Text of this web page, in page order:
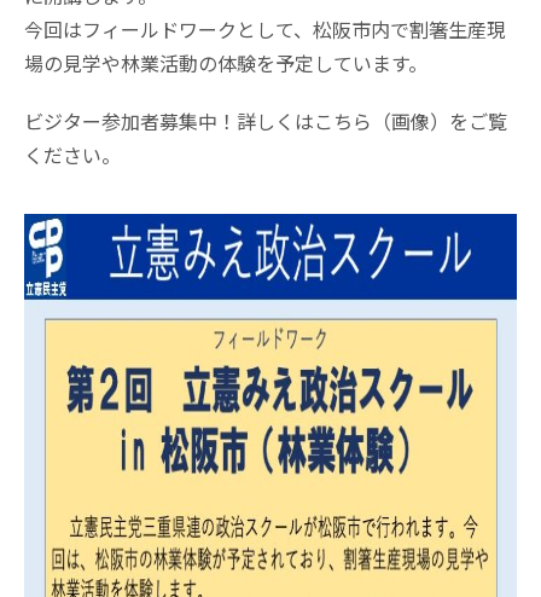
今回はフィールドワークとして、松阪市内で割箸生産現
場の見学や林業活動の体験を予定しています。
ビジター参加者募集中！詳しくはこちら（画像）をご覧
ください。